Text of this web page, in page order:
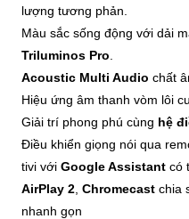
lượng tương phản.
Màu sắc sống động với dải
Triluminos Pro
Acoustic Multi Audio chất
Hiệu ứng âm thanh vòm lôi
Giải trí phong phú cùng hệ
Điều khiển giọng nói qua
tivi với Google Assistant có
AirPlay 2 Chromecast chia
nhanh gọn